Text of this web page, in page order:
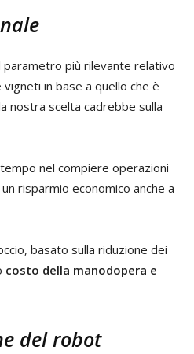
più rilevante relativo
in base a quello che è
nostra scelta cadrebbe sulla
nel compiere operazioni
risparmio economico anche a
basato sulla riduzione dei
costo della manodopera e
del robot